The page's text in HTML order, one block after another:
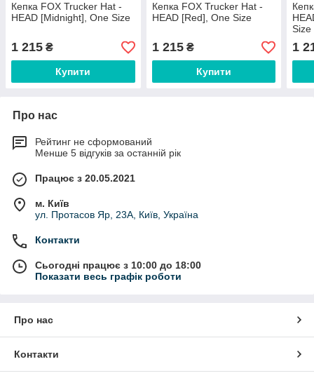
Кепка FOX Trucker Hat -
HEAD [Midnight], One Size
1 215 ₴
Купити
Кепка FOX Trucker Hat -
HEAD [Red], One Size
1 215₴
Купити
Size
1
Про нас
Рейтинг не сформований
Менше 5 відгуків за останній рік
Працює з 20.05.2021
м. Київ
ул. Протасов Яр, 23А, Київ, Україна
Контакти
Сьогодні працює з 10:00 до 18:00
Показати весь графік роботи
Про нас
Контакти